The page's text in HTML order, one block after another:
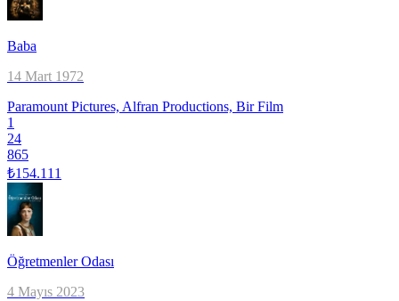
Baba
14 Mart 1972
Paramount Pictures, Alfran Productions, Bir Film
1
24
865
₺154.111
Öğretmenler Odası
4 Mayıs 2023